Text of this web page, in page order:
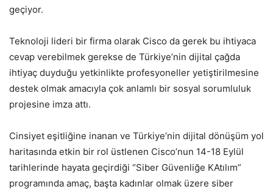
geçiyor.
Teknoloji lideri bir firma olarak Cisco da gerek bu ihtiyaca
cevap verebilmek gerekse de Türkiye’nin dijital çağda
ihtiyaç duyduğu yetkinlikte profesyoneller yetiştirilmesine
destek olmak amacıyla çok anlamlı bir sosyal sorumluluk
projesine imza attı.
Cinsiyet eşitliğine inanan ve Türkiye’nin dijital dönüşüm yol
haritasında etkin bir rol üstlenen Cisco’nun 14-18 Eylül
tarihlerinde hayata geçirdiği “Siber Güvenliğe KAtılım”
programında amaç, başta kadınlar olmak üzere siber